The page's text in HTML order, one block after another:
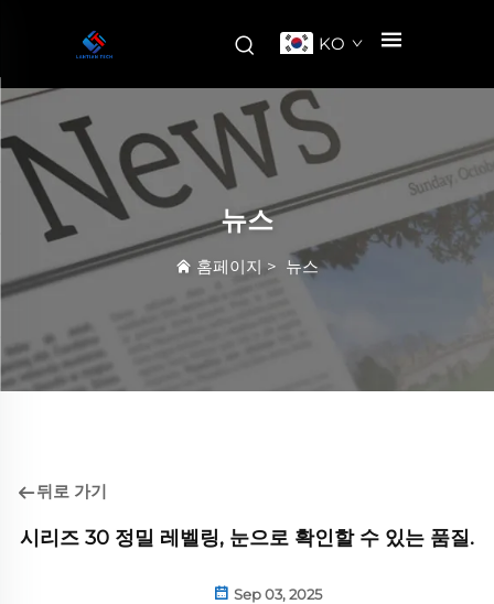
KO
뉴스
홈페이지 > 뉴스
뒤로 가기
시리즈 30 정밀 레벨링, 눈으로 확인할 수 있는 품질.
Sep 03, 2025